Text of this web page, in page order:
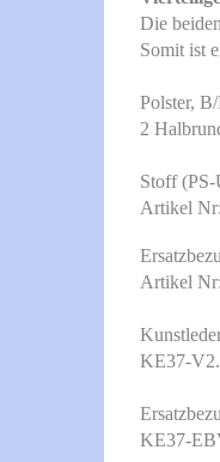
Die
Somit ist
Polster,
2
Stoff
Artikel Nr:
Artikel Nr: